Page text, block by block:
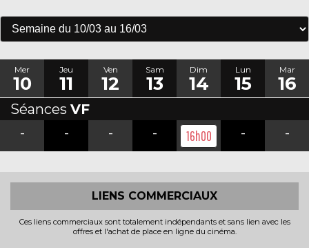
Mer
10
Jeu
11
Ven
12
Sam
13
Dim
14
Lun
15
Mar
16
Séances VF
-
- - - 16h00 - -
LIENS COMMERCIAUX
Ces liens commerciaux sont totalement indépendants et sans lien avec les
offres et l'achat de place en ligne du cinéma.